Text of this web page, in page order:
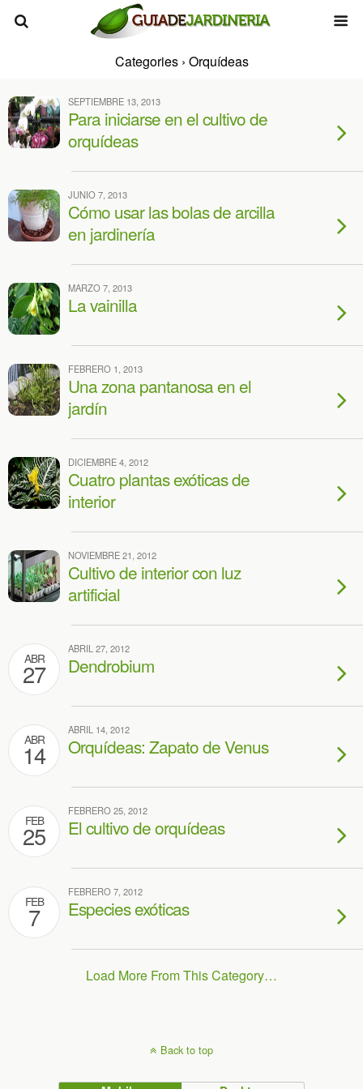
Categories › Orquídeas
SEPTIEMBRE 13, 2013
Para iniciarse en el cultivo de
orquídeas
JUNIO 7, 2013
Cómo usar las bolas de arcilla
en jardinería
MARZO 7, 2013
La vainilla
FEBRERO 1, 2013
Una zona pantanosa en el
jardín
DICIEMBRE 4, 2012
Cuatro plantas exóticas de
interior
NOVIEMBRE 21, 2012
Cultivo de interior con luz
artificial
ABR
27
ABRIL 27, 2012
Dendrobium
ABR
14
ABRIL 14, 2012
Orquídeas: Zapato de Venus
FEB
25
FEBRERO 25, 2012
El cultivo de orquídeas
FEB
7
FEBRERO 7, 2012
Especies exóticas
Load More From This Category…
Back to top